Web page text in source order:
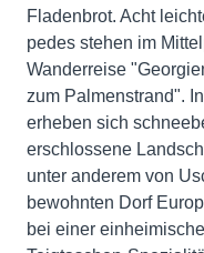
Fladenbrot. Acht
pedes stehen im
Wanderreise
zum Palmenstrand".
erheben sich
erschlossene
unter anderem von
bewohnten Dorf
bei einer